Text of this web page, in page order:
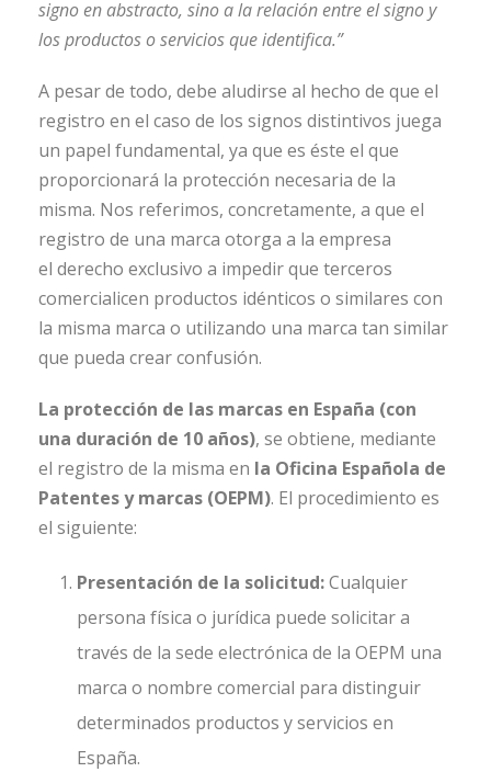
signo en abstracto, sino a la relación entre el signo y
los productos o servicios que identifica.”
A pesar de todo, debe aludirse al hecho de que el
registro en el caso de los signos distintivos juega
un papel fundamental, ya que es éste el que
proporcionará la protección necesaria de la
misma. Nos referimos, concretamente, a que el
registro de una marca otorga a la empresa
el derecho exclusivo a impedir que terceros
comercialicen productos idénticos o similares con
la misma marca o utilizando una marca tan similar
que pueda crear confusión.
La protección de las marcas en España (con
una duración de 10 años), se obtiene, mediante
el registro de la misma en la Oficina Española de
Patentes y marcas (OEPM). El procedimiento es
el siguiente:
Presentación de la solicitud:Cualquier
persona física o jurídica puede solicitar a
través de la sede electrónica de la OEPM una
marca o nombre comercial para distinguir
determinados productos y servicios en
España.